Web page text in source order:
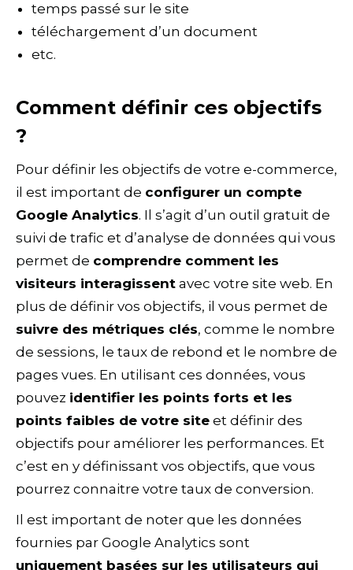
temps passé sur le site
téléchargement d’un document
etc.
Comment définir ces objectifs
?
Pour définir les objectifs de votre e-commerce,
il est important de configurer un compte
Google Analytics. Il s’agit d’un outil gratuit de
suivi de trafic et d’analyse de données qui vous
permet de comprendre comment les
visiteurs interagissent avec votre site web. En
plus de définir vos objectifs, il vous permet de
suivre des métriques clés, comme le nombre
de sessions, le taux de rebond et le nombre de
pages vues. En utilisant ces données, vous
pouvez identifier les points forts et les
points faibles de votre site et définir des
objectifs pour améliorer les performances. Et
c’est en y définissant vos objectifs, que vous
pourrez connaitre votre taux de conversion.
Il est important de noter que les données
fournies par Google Analytics sont
uniquement basées sur les utilisateurs qui